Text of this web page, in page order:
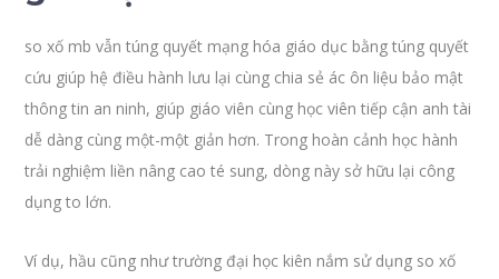
so xố mb vẫn túng quyết mạng hóa giáo dục bằng túng quyết
cứu giúp hệ điều hành lưu lại cùng chia sẻ ác ôn liệu bảo mật
thông tin an ninh, giúp giáo viên cùng học viên tiếp cận anh tài
dễ dàng cùng một-một giản hơn. Trong hoàn cảnh học hành
trải nghiệm liền nâng cao té sung, dòng này sở hữu lại công
dụng to lớn.
Ví dụ, hầu cũng như trường đại học kiên nắm sử dụng so xố